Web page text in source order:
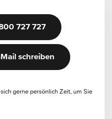
727 727
Mail schreiben
gerne persönlich Zeit, um Sie